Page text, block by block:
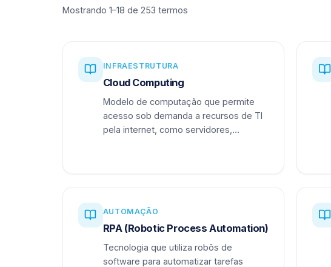
Mostrando 1–18 de 253 termos
INFRAESTRUTURA
Cloud Computing
Modelo de computação que permite
acesso sob demanda a recursos de TI
pela internet, como servidores,
AUTOMAÇÃO
RPA (Robotic Process Automation)
Tecnologia que utiliza robôs de
software para automatizar tarefas